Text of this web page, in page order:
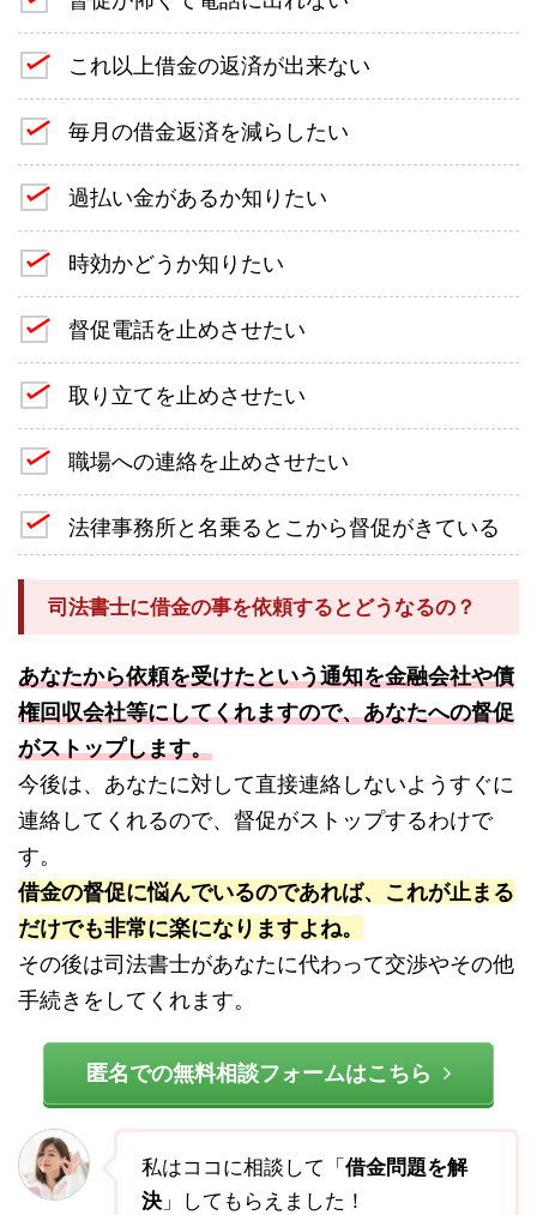
これ以上借金の返済が出来ない
毎月の借金返済を減らしたい
過払い金があるか知りたい
時効かどうか知りたい
督促電話を止めさせたい
取り立てを止めさせたい
職場への連絡を止めさせたい
法律事務所と名乗るとこから督促がきている
司法書士に借金の事を依頼するとどうなるの？
あなたから依頼を受けたという通知を金融会社や債
権回収会社等にしてくれますので、あなたへの督促
がストップします。
今後は、あなたに対して直接連絡しないようすぐに
連絡してくれるので、督促がストップするわけで
す。
借金の督促に悩んでいるのであれば、これが止まる
だけでも非常に楽になりますよね。
その後は司法書士があなたに代わって交渉やその他
手続きをしてくれます。
匿名での無料相談フォームはこちら
私はココに相談して「 借金問題を解
決」してもらえました！